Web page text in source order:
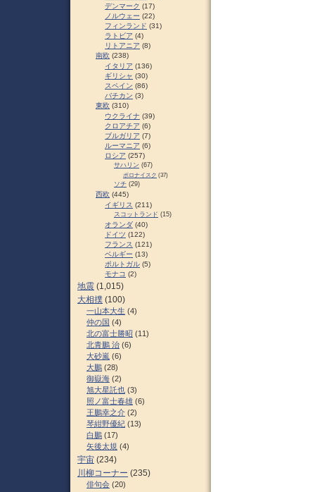
デンマーク (17)
ノルウェー (22)
フィンランド (31)
ラトビア (4)
リトアニア (8)
南欧 (238)
イタリア (136)
ギリシャ (30)
スペイン (86)
バチカン (3)
東欧 (310)
ウクライナ (39)
クロアチア (6)
ブルガリア (7)
ルーマニア (6)
ロシア (257)
サハリン (67)
ポロナイスク (37)
ソチ (29)
西欧 (445)
イギリス (211)
スコットランド (15)
オランダ (40)
ドイツ (122)
フランス (121)
ベルギー (13)
ポルトガル (5)
モナコ (2)
地震 (1,015)
大相撲 (100)
一山本大生 (4)
仲の国 (4)
北の富士勝昭 (11)
北青鵬 治 (6)
大砂嵐 (6)
大鵬 (28)
御嶽海 (2)
旭大星託也 (3)
照ノ富士春雄 (6)
王鵬幸之介 (2)
琴紺野優紀 (13)
白鵬 (17)
矢後太規 (4)
宇宙 (234)
川柳コーナー (235)
俳句会 (20)